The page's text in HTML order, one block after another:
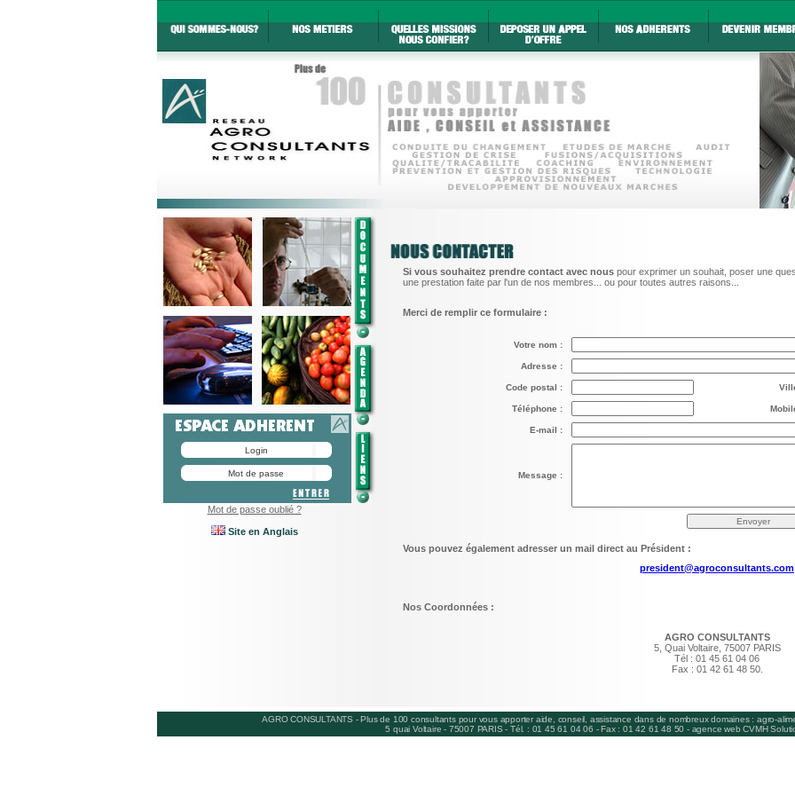
Mot de passe oublié ?
Site en Anglais
Si vous souhaitez prendre contact avec nous pour exprimer un souhait, poser une
une prestation faite par l'un de nos membres... ou pour toutes autres raisons...
Merci de remplir ce formulaire :
Votre nom :
Adresse :
Code postal :
Téléphone :
E-mail :
Message :
Vous pouvez également adresser un mail direct au Président :
president@agroconsultants.com
Nos Coordonnées :
AGRO CONSULTANTS
5, Quai Voltaire, 75007 PARIS
Tél : 01 45 61 04 06
Fax : 01 42 61 48 50.
AGRO CONSULTANTS -Plus de 100 consultantspour vous apporteraide, conseil, assistance dans de nombreux domaines:agro-
5 quai Voltaire - 75007 PARIS - Tél. : 01 45 61 04 06 - Fax : 01 42 61 48 50 - agence web CVMH